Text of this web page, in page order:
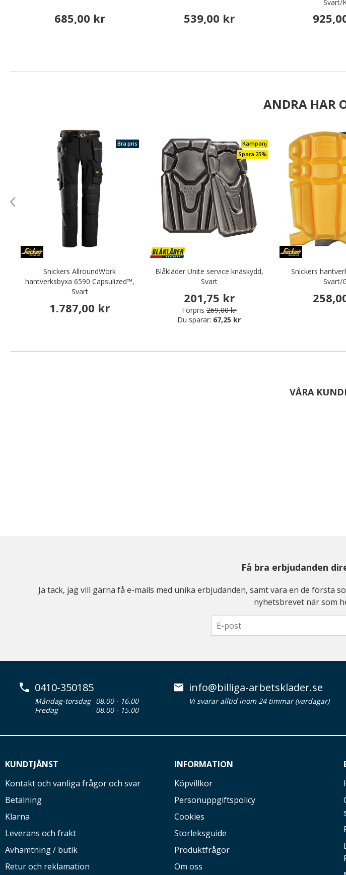
685,00 kr 539,00 kr
Svart/
ANDRA HAR
Bra pris
Snickers AllroundWork
hantverksbyxa 6590 Capsulized™,
Svart
1.787,00 kr
Kampanj
Spara 25%
Blåkläder Unite service knäskydd,
Svart
201,75 kr
Förpris 269,00 kr
Du sparar: 67,25 kr
Snickers
Svart/
VÅRA
Få bra erbjudanden
Ja tack, jag vill gärna få e-mails med unika erbjudanden, samt vara en de
nyhetsbrevet när som
0410-350185
Måndag-torsdag 08.00 - 16.00
Fredag
08.00 - 15.00
info@billiga-arbetsklader.se
Vi svarar alltid inom 24 timmar (vardagar)
KUNDTJÄNST
Kontakt och vanliga frågor och svar
Betalning
Klarna
Leverans och frakt
Avhämtning / butik
Retur och reklamation
INFORMATION
Köpvillkor
Personuppgiftspolicy
Cookies
Storleksguide
Produktfrågor
Om oss